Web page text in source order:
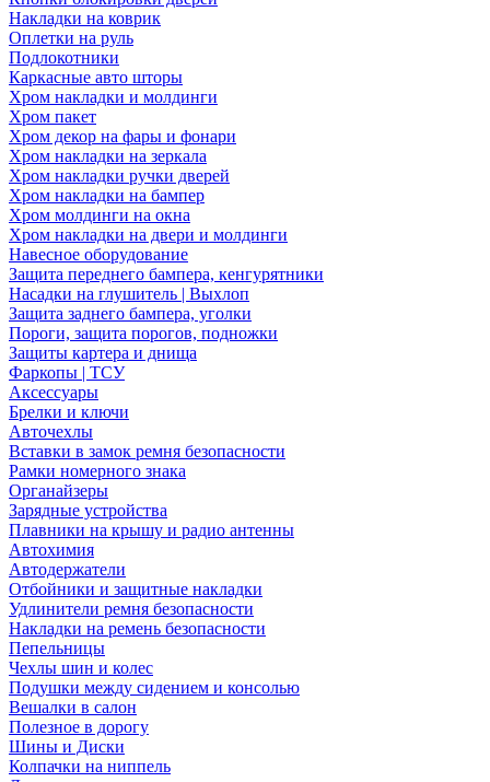
Накладки на коврик
Оплетки на руль
Подлокотники
Каркасные авто шторы
Хром накладки и молдинги
Хром пакет
Хром декор на фары и фонари
Хром накладки на зеркала
Хром накладки ручки дверей
Хром накладки на бампер
Хром молдинги на окна
Хром накладки на двери и молдинги
Навесное оборудование
Защита переднего бампера, кенгурятники
Насадки на глушитель | Выхлоп
Защита заднего бампера, уголки
Пороги, защита порогов, подножки
Защиты картера и днища
Фаркопы | ТСУ
Аксессуары
Брелки и ключи
Авточехлы
Вставки в замок ремня безопасности
Рамки номерного знака
Органайзеры
Зарядные устройства
Плавники на крышу и радио антенны
Автохимия
Автодержатели
Отбойники и защитные накладки
Удлинители ремня безопасности
Накладки на ремень безопасности
Пепельницы
Чехлы шин и колес
Подушки между сидением и консолью
Вешалки в салон
Полезное в дорогу
Шины и Диски
Колпачки на ниппель